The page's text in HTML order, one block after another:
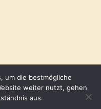
um die bestmögliche
weiter nutzt, gehen
aus.